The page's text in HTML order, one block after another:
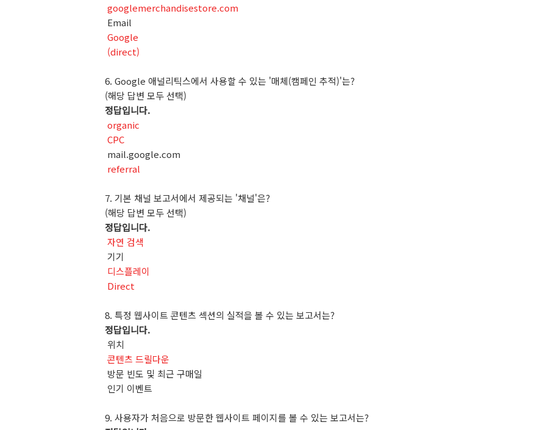
googlemerchandisestore.com
Email
Google
(direct)
6. Google 애널리틱스에서 사용할수 있는 '매체(캠페인 추적)'는?
(해당 답변 모두선택)
정답입니다.
organic
CPC
mail.google.com
referral
7. 기본 채널 보고서에서 제공되는 '채널'은?
(해당 답변 모두선택)
정답입니다.
자연 검색
기기
디스플레이
Direct
8. 특정 웹사이트 콘텐츠 섹션의 실적을 볼 수 있는 보고서는?
정답입니다.
위치
콘텐츠 드릴다운
방문 빈도 및 최근 구매일
인기 이벤트
9. 사용자가처음으로 방문한웹사이트 페이지를 볼 수 있는 보고서는?